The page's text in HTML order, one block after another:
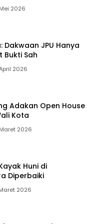
2026
Dakwaan JPU Hanya
Bukti Sah
2026
Adakan Open House
Kota
2026
Huni di
Diperbaiki
2026